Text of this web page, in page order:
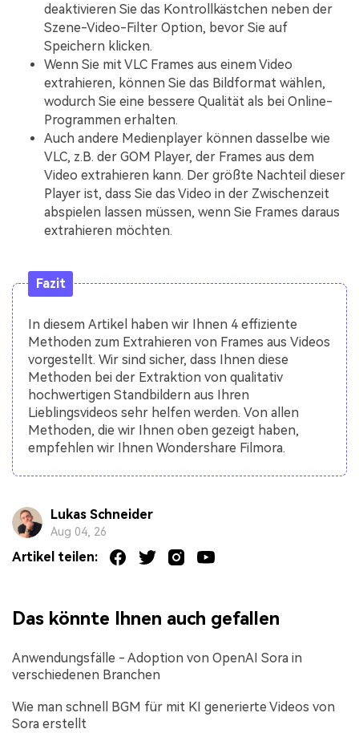
deaktivieren Sie das Kontrollkästchen neben der
Szene-Video-Filter Option, bevor Sie auf
Speichern klicken.
Wenn Sie mit VLC Frames aus einem Video
extrahieren, können Sie das Bildformat wählen,
wodurch Sie eine bessere Qualität als bei Online-
Programmen erhalten.
Auch andere Medienplayer können dasselbe wie
VLC, z.B. der GOM Player, der Frames aus dem
Video extrahieren kann. Der größte Nachteil dieser
Player ist, dass Sie das Video in der Zwischenzeit
abspielen lassen müssen, wenn Sie Frames daraus
extrahieren möchten.
Fazit
In diesem Artikel haben wir Ihnen 4 effiziente
Methoden zum Extrahieren von Frames aus Videos
vorgestellt. Wir sind sicher, dass Ihnen diese
Methoden bei der Extraktion von qualitativ
hochwertigen Standbildern aus Ihren
Lieblingsvideos sehr helfen werden. Von allen
Methoden, die wir Ihnen oben gezeigt haben,
empfehlen wir Ihnen Wondershare Filmora.
Lukas Schneider
Aug 04, 26
Artikel teilen:
Das könnte Ihnen auch gefallen
Anwendungsfälle - Adoption von OpenAI Sora in
verschiedenen Branchen
Wie man schnell BGM für mit KI generierte Videos von
Sora erstellt